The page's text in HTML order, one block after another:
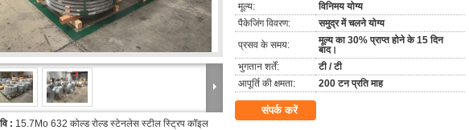
: 15.7Mo 632 कोल्ड रोल्ड स्टेनलेस स्टील स्ट्रिप कॉइल
मूल्य:
विनिमय योग्य
पैकेजिंग विवरण:
समुद्र में चलने योग्य
प्रसव के समय:
मूल्य का 30% प्राप्त होने के 15 दिन
बाद।
भुगतान शर्तें:
टी / टी
आपूर्ति की क्षमता:
200 टन प्रति माह
संपर्क करें